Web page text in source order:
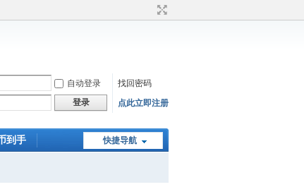
自动登录
找回密码
登录 点此立即注册
快捷导航
到手